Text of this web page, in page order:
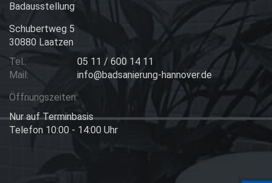
Badausstellung
Schubertweg 5
30880 Laatzen
Tel.:
Mail:
05 11 / 600 14 11
info@badsanierung-hannover.de
Öffnungszeiten:
Nur auf Terminbasis
Telefon 10:00 - 14:00 Uhr